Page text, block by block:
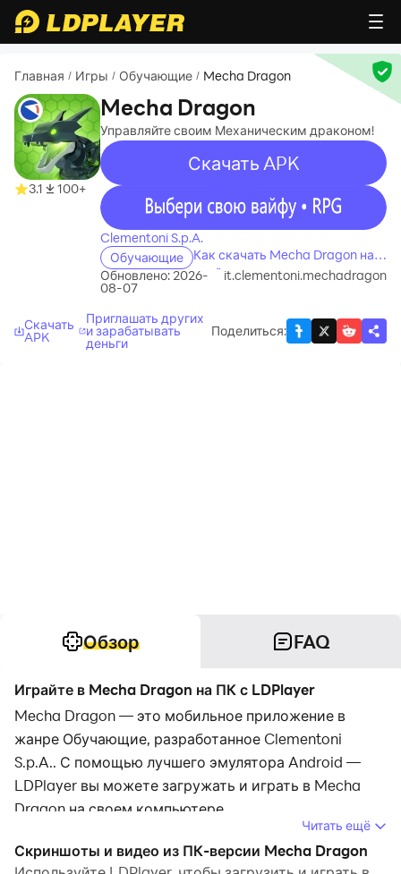
Главная / Игры / Обучающие / Mecha Dragon
3.1 100+
Mecha Dragon
Управляйте своим Механическим драконом!
recommend
Скачать APK
recommend
Clementoni S.p.A.
Обучающие
Как скачать Mecha Dragon на
свой компьютер
Обновлено: 2026-
08-07
it.clementoni.mechadragon
Скачать
APK
Приглашать других
и зарабатывать
деньги
Поделиться:
Обзор FAQ
Играйте в Mecha Dragon на ПК с LDPlayer
Mecha Dragon — это мобильное приложение в
жанре Обучающие, разработанное Clementoni
S.p.A.. С помощью лучшего эмулятора Android —
LDPlayer вы можете загружать и играть в Mecha
Dragon на своем компьютере.
Запустив Mecha Dragon на компьютере, вы
сможете четко просматривать страницы на
Читать ещё
Скриншоты и видео из ПК-версии Mecha Dragon